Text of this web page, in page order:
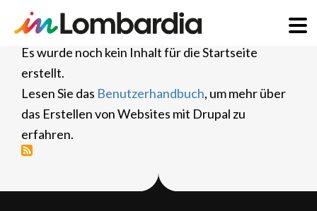
Direkt
zum
Inhalt
Es wurde noch kein Inhalt für die Startseite
erstellt.
Lesen Sie das Benutzerhandbuch, um mehr über
das Erstellen von Websites mit Drupal zu
erfahren.